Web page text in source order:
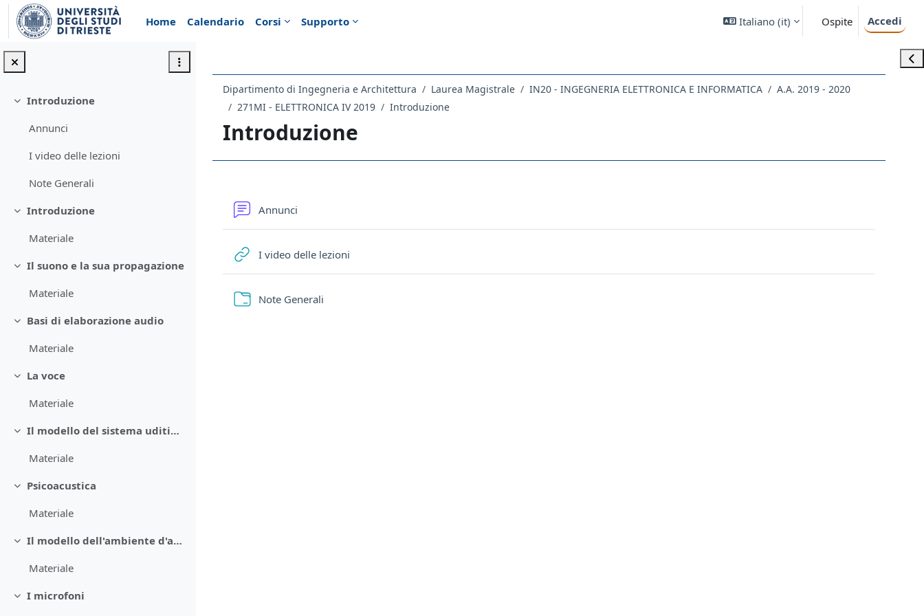
Vai al contenuto principale
Home
Calendario Corsi Supporto Italiano ‎(it)‎ Ospite Accedi
Minimizza
Introduzione
Annunci
I video delle lezioni
Note Generali
Minimizza
Introduzione
Materiale
Minimizza
Il suono e la sua propagazione
Materiale
Minimizza
Basi di elaborazione audio
Materiale
Minimizza
La voce
Materiale
Minimizza
Il modello del sistema uditivo umano
Materiale
Minimizza
Psicoacustica
Materiale
Minimizza
Il modello dell'ambiente d'ascolto
Materiale
Minimizza
I microfoni
Dipartimento di Ingegneria e Architettura Laurea Magistrale IN20 - INGEGNERIA ELETTRONICA E INFORMATICA
A.A. 2019 - 2020
271MI - ELETTRONICA IV 2019
Introduzione
Introduzione
Annunci
I video delle lezioni
Note Generali